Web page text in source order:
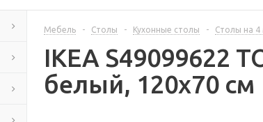
Мебель - Столы - Кухонные столы - Столы на 4
IKEA S49099622
белый, 120x70 см